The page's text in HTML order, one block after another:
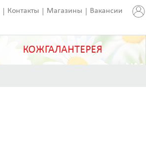
Контакты Магазины Вакансии
КОЖГАЛАНТЕРЕЯ